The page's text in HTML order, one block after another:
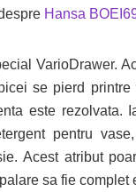
Hansa
VarioDrawer.
se pierd
este rezolvata.
pentru
Acest atribut
sa fie complet